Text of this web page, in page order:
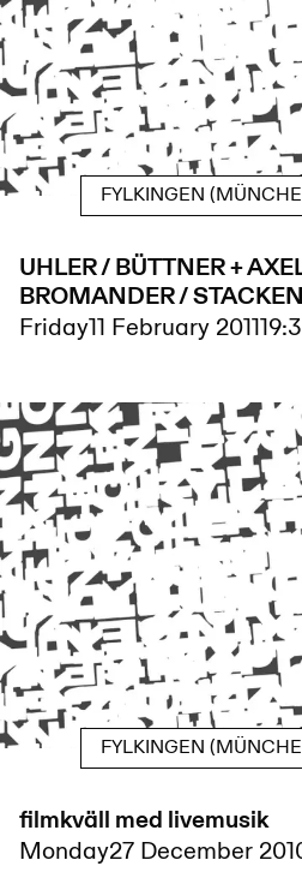
FYLKINGEN
UHLER / BÜTTNER +
BROMANDER /
Friday11 February 2011
FYLKINGEN
filmkväll med livemusik
Monday27 December